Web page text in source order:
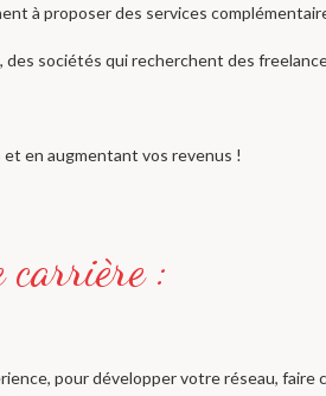
à proposer des services
sociétés qui recherchent des
en augmentant vos revenus !
pour développer votre réseau, faire